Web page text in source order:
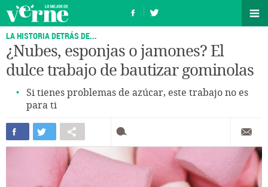
LA HISTORIA DETRÁS DE...
¿Nubes, esponjas o jamones? El
dulce trabajo de bautizar gominolas
Si tienes problemas de azúcar, este trabajo no es
para ti